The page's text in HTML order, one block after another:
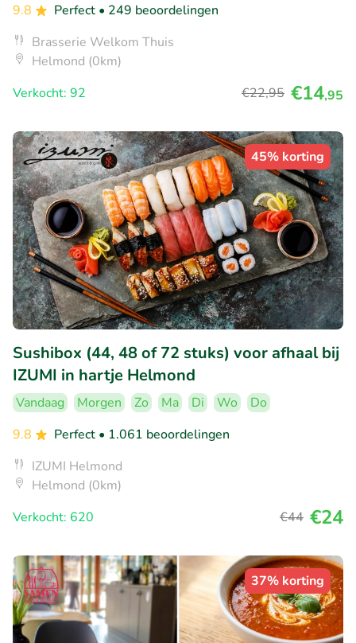
9.8
Perfect • 249 beoordelingen
Brasserie Welkom Thuis
Helmond (0km)
Verkocht: 92
€22,95 €14,95
45% korting
Sushibox (44, 48 of 72 stuks) voor afhaal bij
IZUMI in hartje Helmond
Vandaag Morgen Zo Ma Di Wo
Do
9.8
Perfect • 1.061 beoordelingen
IZUMI Helmond
Helmond (0km)
Verkocht: 620
€44 €24
37% korting